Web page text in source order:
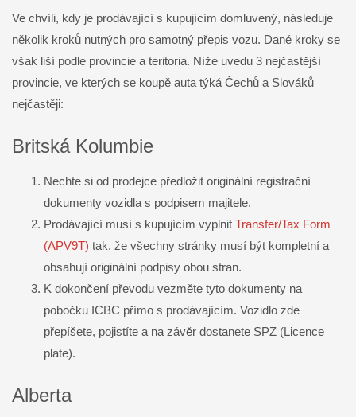
Ve chvíli, kdy je prodávající s kupujícím domluvený, následuje
několik kroků nutných pro samotný přepis vozu. Dané kroky se
však liší podle provincie a teritoria. Níže uvedu 3 nejčastější
provincie, ve kterých se koupě auta týká Čechů a Slováků
nejčastěji:
Britská Kolumbie
Nechte si od prodejce předložit originální registrační
dokumenty vozidla s podpisem majitele.
Prodávající musí s kupujícím vyplnit Transfer/Tax Form
(APV9T) tak, že všechny stránky musí být kompletní a
obsahují originální podpisy obou stran.
K dokončení převodu vezměte tyto dokumenty na
pobočku ICBC přímo s prodávajícím. Vozidlo zde
přepíšete, pojistíte a na závěr dostanete SPZ (Licence
plate).
Alberta